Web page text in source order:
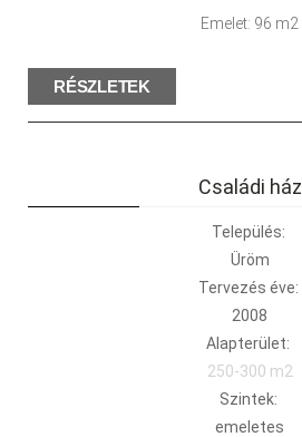
Emelet: 96 m2
RÉSZLETEK
Családi ház
Település:
Üröm
Tervezés éve:
2008
Alapterület:
250-300 m2
Szintek:
emeletes